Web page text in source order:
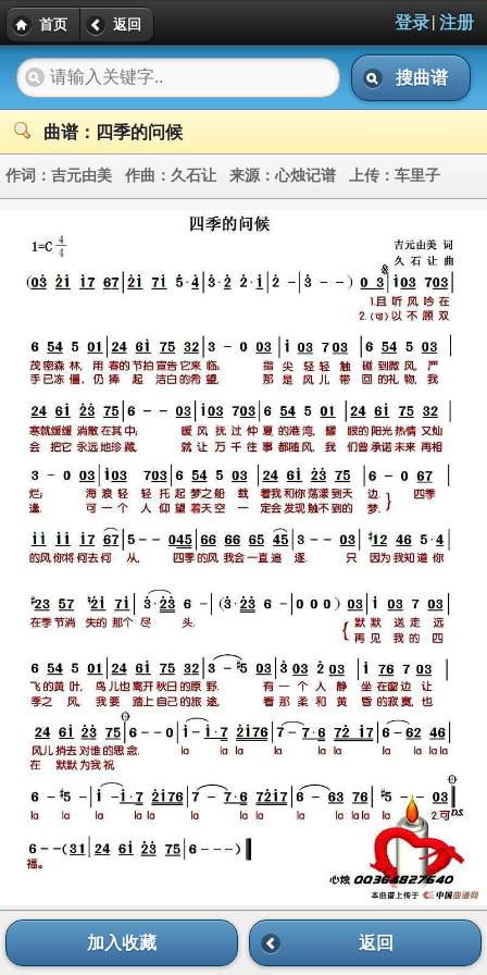
首页 返回 登录| 注册
搜曲谱
曲谱：四季的问候
作词： 吉元由美 作曲： 久石让 来源： 心烛记谱 上传： 车里子
加入收藏 返回